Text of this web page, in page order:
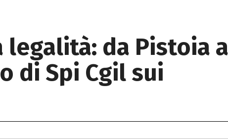
legalità: da Pistoia a
di Spi Cgil sui